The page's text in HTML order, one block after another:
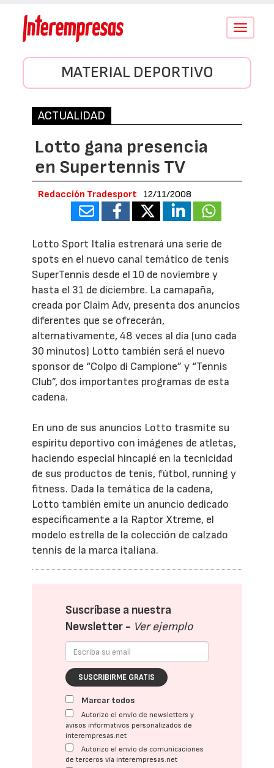
Conmutar
MATERIAL DEPORTIVO
ACTUALIDAD
Lotto gana presencia
en Supertennis TV
Redacción Tradesport 12/11/2008
Lotto Sport Italia estrenará una serie de
spots en el nuevo canal temático de tenis
SuperTennis desde el 10 de noviembre y
hasta el 31 de diciembre. La camapaña,
creada por Claim Adv, presenta dos anuncios
diferentes que se ofrecerán,
alternativamente, 48 veces al día (uno cada
30 minutos) Lotto también será el nuevo
sponsor de “Colpo di Campione” y “Tennis
Club”, dos importantes programas de esta
cadena.
En uno de sus anuncios Lotto trasmite su
espíritu deportivo con imágenes de atletas,
haciendo especial hincapié en la tecnicidad
de sus productos de tenis, fútbol, running y
fitness. Dada la temática de la cadena,
Lotto también emite un anuncio dedicado
específicamente a la Raptor Xtreme, el
modelo estrella de la colección de calzado
tennis de la marca italiana.
Suscríbase a nuestra
Newsletter - Ver ejemplo
SUSCRIBIRME GRATIS
Marcar todos
Autorizo el envío de newsletters y
avisos informativos personalizados de
interempresas.net
Autorizo el envío de comunicaciones
de terceros vía interempresas.net